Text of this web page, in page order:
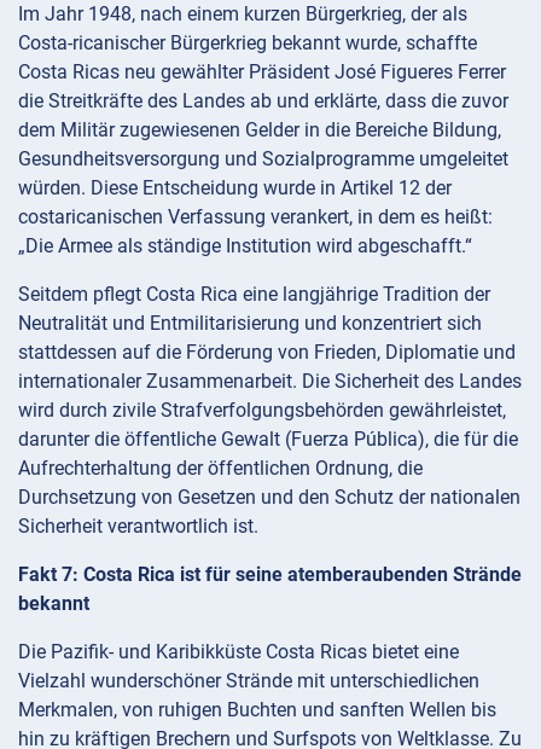
Im Jahr 1948, nach einem kurzen Bürgerkrieg, der als
Costa-ricanischer Bürgerkrieg bekannt wurde, schaffte
Costa Ricas neu gewählter Präsident José Figueres Ferrer
die Streitkräfte des Landes ab und erklärte, dass die zuvor
dem Militär zugewiesenen Gelder in die Bereiche Bildung,
Gesundheitsversorgung und Sozialprogramme umgeleitet
würden. Diese Entscheidung wurde in Artikel 12 der
costaricanischen Verfassung verankert, in dem es heißt:
„Die Armee als ständige Institution wird abgeschafft.“
Seitdem pflegt Costa Rica eine langjährige Tradition der
Neutralität und Entmilitarisierung und konzentriert sich
stattdessen auf die Förderung von Frieden, Diplomatie und
internationaler Zusammenarbeit. Die Sicherheit des Landes
wird durch zivile Strafverfolgungsbehörden gewährleistet,
darunter die öffentliche Gewalt (Fuerza Pública), die für die
Aufrechterhaltung der öffentlichen Ordnung, die
Durchsetzung von Gesetzen und den Schutz der nationalen
Sicherheit verantwortlich ist.
Fakt 7: Costa Rica ist für seine atemberaubenden Strände
bekannt
Die Pazifik- und Karibikküste Costa Ricas bietet eine
Vielzahl wunderschöner Strände mit unterschiedlichen
Merkmalen, von ruhigen Buchten und sanften Wellen bis
hin zu kräftigen Brechern und Surfspots von Weltklasse. Zu